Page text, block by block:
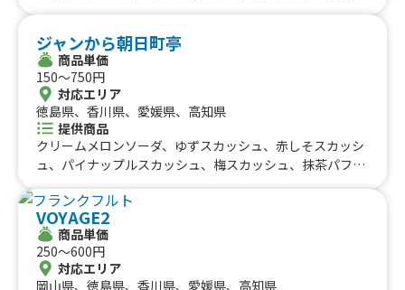
ジャンから朝日町亭
商品単価
150〜750円
対応エリア
徳島県、香川県、愛媛県、高知県
提供商品
クリームメロンソーダ、ゆずスカッシュ、赤しそスカッシ
ュ、パイナップルスカッシュ、梅スカッシュ、抹茶パフ
ェ、ベリーパフェ、オレオパフェ、チョコバナナパフェ、
ミニチーズドッグ5個入り、おつまみチーズロール、ロー
ストビーフ丼、おでん5種入り、ソフトクリーム、カレー
パン、かき氷Special、かき氷regular、かき氷、ソフトド
リンク各種、北海道コロッケ、黒毛和牛メンチカツ、ハリ
VOYAGE2
商品単価
250〜600円
対応エリア
岡山県、徳島県、香川県、愛媛県、高知県